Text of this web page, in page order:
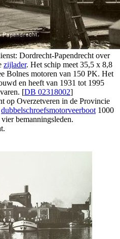
Dordrecht-Papendrecht over
zijlader. Het schip meet 35,5 x 8,8
Bolnes motoren van 150 PK. Het
en heeft van 1931 tot 1995
[DB 02318002]
op Overzetveren in de Provincie
dubbelschroefsmotorveerboot 1000
bemanningsleden.